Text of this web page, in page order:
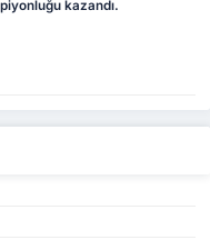
kazandı.